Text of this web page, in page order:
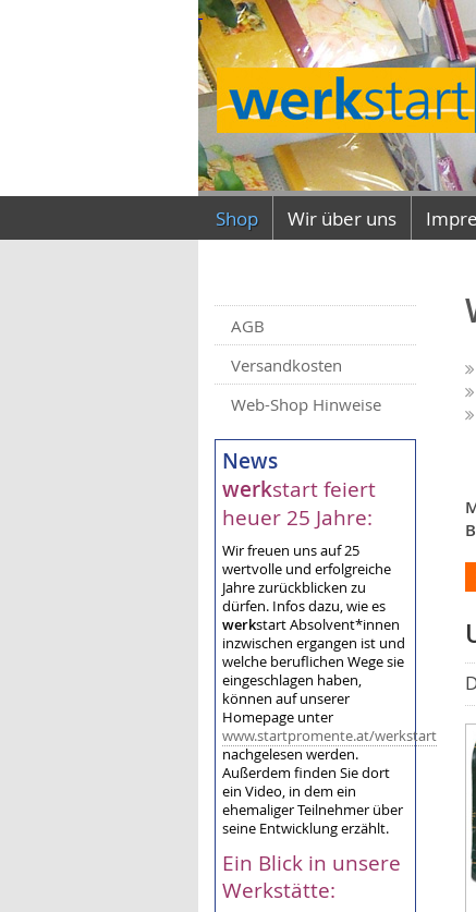
Shop Wir über uns
AGB
Versandkosten
Web-Shop Hinweise
News
werkstart feiert
heuer 25 Jahre:
Wir freuen uns auf 25
wertvolle und erfolgreiche
Jahre zurückblicken zu
dürfen. Infos dazu, wie es
werkstart Absolvent*innen
inzwischen ergangen ist und
welche beruflichen Wege sie
eingeschlagen haben,
können auf unserer
Homepage unter
www.startpromente.at/werkstart
nachgelesen werden.
Außerdem finden Sie dort
ein Video, in dem ein
ehemaliger Teilnehmer über
seine Entwicklung erzählt.
Ein Blick in unsere
Werkstätte: